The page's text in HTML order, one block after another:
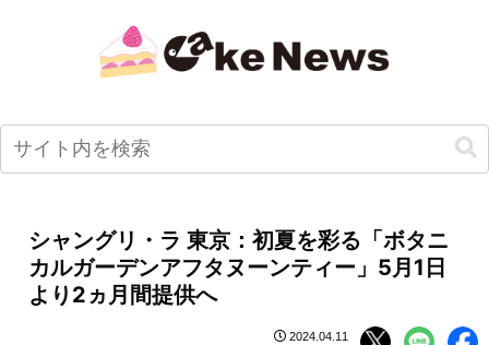
シャングリ・ラ 東京：初夏を彩る「ボタニ
カルガーデンアフタヌーンティー」5月1日
より2ヵ月間提供へ
2024.04.11